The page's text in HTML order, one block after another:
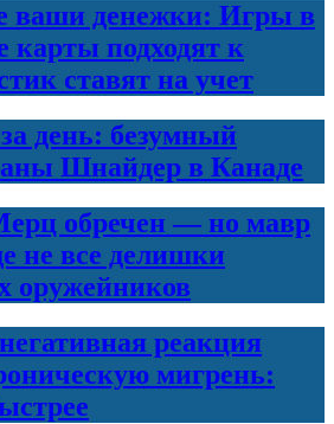
ваши денежки: Игры в
карты подходят к
ставят на учет
день: безумный
Шнайдер в Канаде
обречен — но мавр
не все делишки
оружейников
реакция
мигрень: